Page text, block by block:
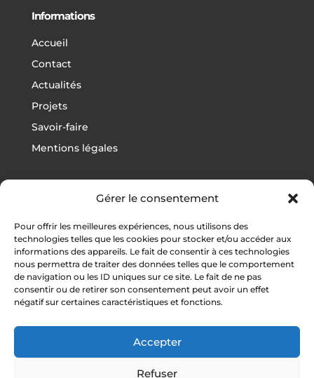
Gérer le consentement
Pour offrir les meilleures expériences, nous utilisons des
technologies telles que les cookies pour stocker et/ou accéder aux
informations des appareils. Le fait de consentir à ces technologies
nous permettra de traiter des données telles que le comportement
de navigation ou les ID uniques sur ce site. Le fait de ne pas
consentir ou de retirer son consentement peut avoir un effet
négatif sur certaines caractéristiques et fonctions.
Accepter
Refuser
Informations
Accueil
Contact
Actualités
Projets
Savoir-faire
Mentions légales
Football
Rugby
Athlétisme
Autres sports